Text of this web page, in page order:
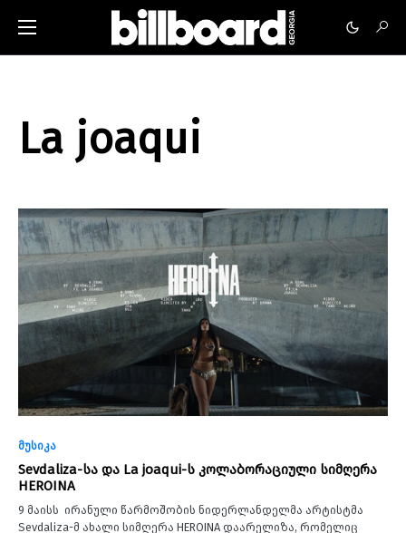
La joaqui
მუსიკა
Sevdaliza-სა და La joaqui-ს კოლაბორაციული სიმღერა
HEROINA
9 მაისს ირანული წარმოშობის ნიდერლანდელმა არტისტმა
Sevdaliza-მ ახალი სიმღერა HEROINA დაარელიზა, რომელიც